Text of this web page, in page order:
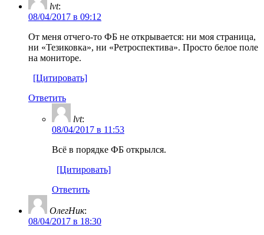
lvt:
08/04/2017 в 09:12
От меня отчего-то ФБ не открывается: ни моя страница,
ни «Тезиковка», ни «Ретроспектива». Просто белое поле
на мониторе.
[Цитировать]
Ответить
lvt:
08/04/2017 в 11:53
Всё в порядке ФБ открылся.
[Цитировать]
Ответить
ОлегНик:
08/04/2017 в 18:30